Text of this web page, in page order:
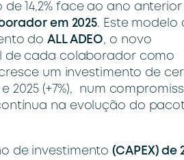
14,2% face ao ano anterior
em 2025. Este modelo
doALL ADEO, o novo
de cada colaborador como
um investimento de
2025 (+7%), num
na evolução do
de investimento(CAPEX) de